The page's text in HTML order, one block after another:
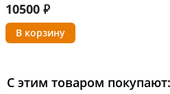
10500 ₽
С этим товаром покупают: